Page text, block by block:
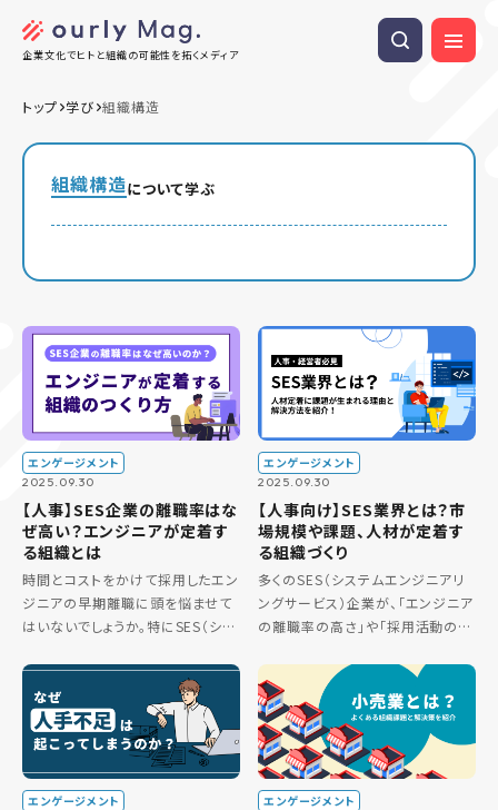
企業文化でヒトと組織の可能性を拓くメディア
トップ 学び 組織構造
組織構造について学ぶ
エンゲージメント
2025.09.30
【人事】SES企業の離職率はな
ぜ高い？エンジニアが定着す
る組織とは
時間とコストをかけて採用したエン
ジニアの早期離職に頭を悩ませて
はいないでしょうか。特にSES（シス
界においては、その構造的な特徴
から人材の定着が大きな経営課題
となっています。 給与の改善や
[…]
エンゲージメント
2025.09.30
【人事向け】SES業界とは？市
場規模や課題、人材が定着す
る組織づくり
多くのSES（システムエンジニアリ
ングサービス）企業が、「エンジニア
の離職率の高さ」や「採用活動の難
ます。この問題の背景には、個々の
エンジニアの価値観だけでなく、
SESというビジネスモデル […]
エンゲージメント エンゲージメント